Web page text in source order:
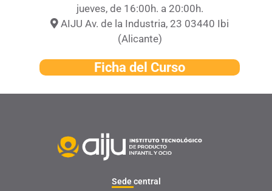
jueves, de 16:00h. a 20:00h.
AIJU Av. de la Industria, 23 03440 Ibi
(Alicante)
Ficha del Curso
Sede central